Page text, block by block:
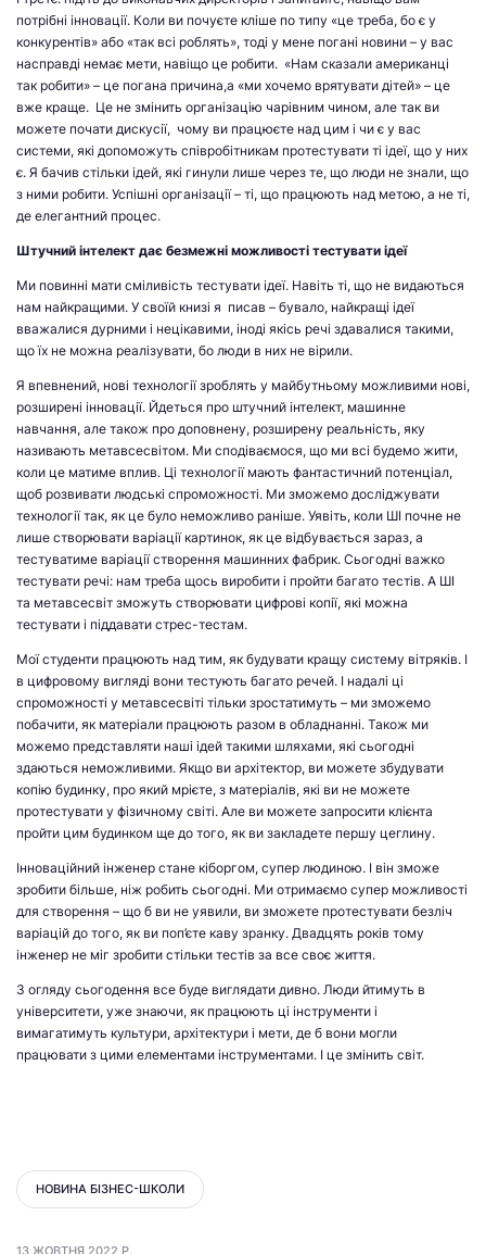
потрібні інновації. Коли ви почуєте кліше по типу «це треба, бо є у
конкурентів» або «так всі роблять», тоді у мене погані новини – у вас
насправді немає мети, навіщо це робити. «Нам сказали американці
так робити» – це погана причина,а «ми хочемо врятувати дітей» – це
вже краще. Це не змінить організацію чарівним чином, але так ви
можете почати дискусії, чому ви працюєте над цим і чи є у вас
системи, які допоможуть співробітникам протестувати ті ідеї, що у них
є. Я бачив стільки ідей, які гинули лише через те, що люди не знали, що
з ними робити. Успішні організації – ті, що працюють над метою, а не ті,
де елегантний процес.
Штучний інтелект дає безмежні можливості тестувати ідеї
Ми повинні мати сміливість тестувати ідеї. Навіть ті, що не видаються
нам найкращими. У своїй книзі я писав – бувало, найкращі ідеї
вважалися дурними і нецікавими, іноді якісь речі здавалися такими,
що їх не можна реалізувати, бо люди в них не вірили.
Я впевнений, нові технології зроблять у майбутньому можливими нові,
розширені інновації. Йдеться про штучний інтелект, машинне
навчання, але також про доповнену, розширену реальність, яку
називають метавсесвітом. Ми сподіваємося, що ми всі будемо жити,
коли це матиме вплив. Ці технології мають фантастичний потенціал,
щоб розвивати людські спроможності. Ми зможемо досліджувати
технології так, як це було неможливо раніше. Уявіть, коли ШІ почне не
лише створювати варіації картинок, як це відбувається зараз, а
тестуватиме варіації створення машинних фабрик. Сьогодні важко
тестувати речі: нам треба щось виробити і пройти багато тестів. А ШІ
та метавсесвіт зможуть створювати цифрові копії, які можна
тестувати і піддавати стрес-тестам.
Мої студенти працюють над тим, як будувати кращу систему вітряків. І
в цифровому вигляді вони тестують багато речей. І надалі ці
спроможності у метавсесвіті тільки зростатимуть – ми зможемо
побачити, як матеріали працюють разом в обладнанні. Також ми
можемо представляти наші ідей такими шляхами, які сьогодні
здаються неможливими. Якщо ви архітектор, ви можете збудувати
копію будинку, про який мрієте, з матеріалів, які ви не можете
протестувати у фізичному світі. Але ви можете запросити клієнта
пройти цим будинком ще до того, як ви закладете першу цеглину.
Інноваційний інженер стане кіборгом, супер людиною. І він зможе
зробити більше, ніж робить сьогодні. Ми отримаємо супер можливості
для створення – що б ви не уявили, ви зможете протестувати безліч
варіацій до того, як ви поп’єте каву зранку. Двадцять років тому
інженер не міг зробити стільки тестів за все своє життя.
З огляду сьогодення все буде виглядати дивно. Люди йтимуть в
університети, уже знаючи, як працюють ці інструменти і
вимагатимуть культури, архітектури і мети, де б вони могли
працювати з цими елементами інструментами. І це змінить світ.
НОВИНА БІЗНЕС-ШКОЛИ
13 ЖОВТНЯ 2022 Р.